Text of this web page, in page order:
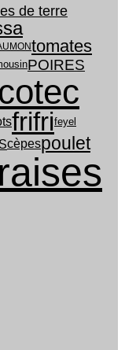
de terre
tomates
POIRES
frifrifeyel
cèpespoulet